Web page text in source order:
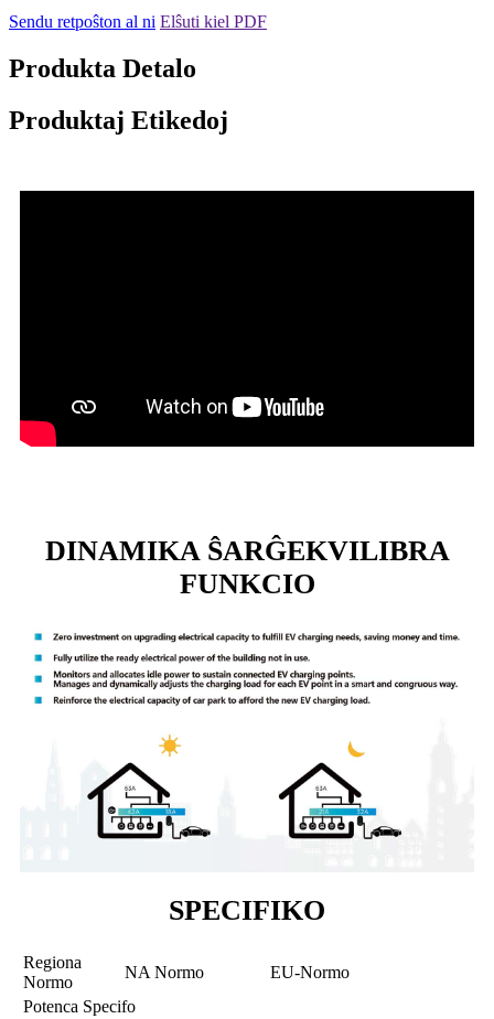
Sendu retpoŝton al ni Elŝuti kiel PDF
Produkta Detalo
Produktaj Etikedoj
DINAMIKA ŜARĜEKVILIBRA
FUNKCIO
SPECIFIKO
Regiona
Normo
NA Normo
EU-Normo
Potenca Specifo